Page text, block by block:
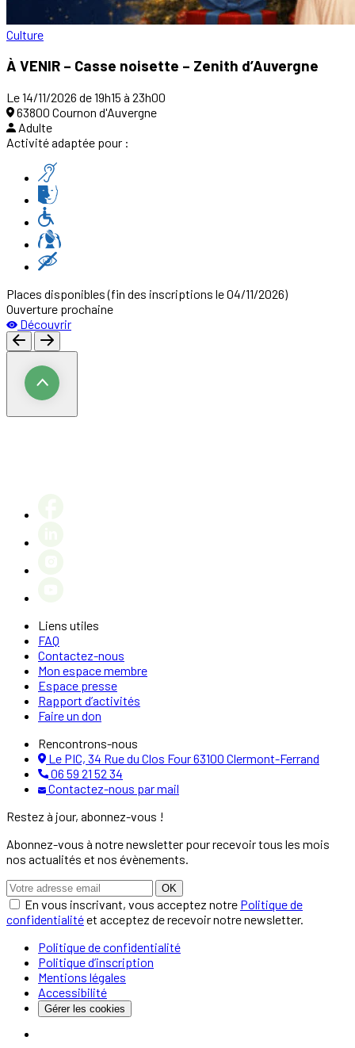
Culture
À VENIR – Casse noisette – Zenith d’Auvergne
Le 14/11/2026 de 19h15 à 23h00
63800 Cournon d'Auvergne
Adulte
Activité adaptée pour :
Places disponibles(fin des inscriptions le 04/11/2026)
Ouverture prochaine
Découvrir
Liens utiles
FAQ
Contactez-nous
Mon espace membre
Espace presse
Rapport d’activités
Faire un don
Rencontrons-nous
Le PIC, 34 Rue du Clos Four 63100 Clermont-Ferrand
06 59 21 52 34
Contactez-nous par mail
Restez à jour, abonnez-vous !
Abonnez-vous à notre newsletter pour recevoir tous les mois
nos actualités et nos évènements.
OK
En vous inscrivant, vous acceptez notre Politique de
confidentialitéet acceptez de recevoir notre newsletter.
Politique de confidentialité
Politique d’inscription
Mentions légales
Accessibilité
Gérer les cookies